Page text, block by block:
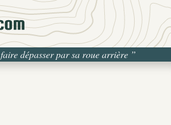
dépasser par sa roue arrière ”